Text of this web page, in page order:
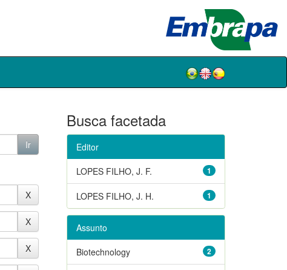
Busca facetada
Editor
1
LOPES FILHO, J. F.
1
LOPES FILHO, J. H.
Assunto
2
Biotechnology